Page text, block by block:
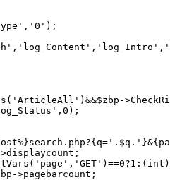
>displaycount;
>pagebarcount;